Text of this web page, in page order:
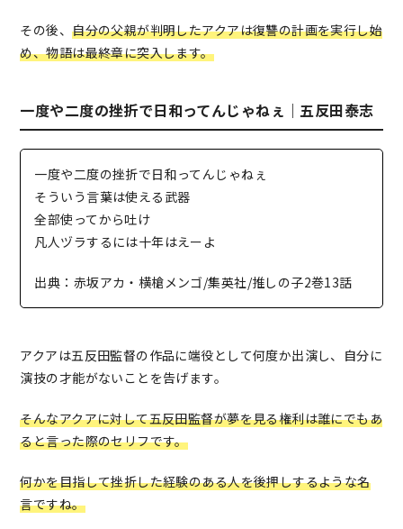
その後、自分の父親が判明したアクアは復讐の計画を実行し始
め、物語は最終章に突入します。
一度や二度の挫折で日和ってんじゃねぇ｜五反田泰志
一度や二度の挫折で日和ってんじゃねぇ
そういう言葉は使える武器
全部使ってから吐け
凡人ヅラするには十年はえーよ
出典：赤坂アカ・横槍メンゴ/集英社/推しの子2巻13話
アクアは五反田監督の作品に端役として何度か出演し、自分に
演技の才能がないことを告げます。
そんなアクアに対して五反田監督が夢を見る権利は誰にでもあ
ると言った際のセリフです。
何かを目指して挫折した経験のある人を後押しするような名
言ですね。